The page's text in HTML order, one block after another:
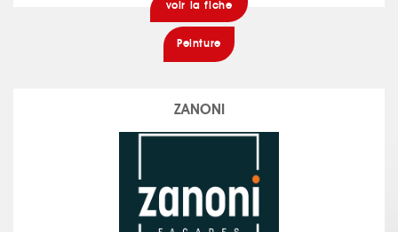
voir la fiche
Peinture
ZANONI